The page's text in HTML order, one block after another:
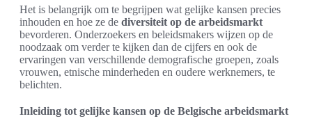
Het is belangrijk om te begrijpen wat gelijke kansen precies
inhouden en hoe ze de diversiteit op de arbeidsmarkt
bevorderen. Onderzoekers en beleidsmakers wijzen op de
noodzaak om verder te kijken dan de cijfers en ook de
ervaringen van verschillende demografische groepen, zoals
vrouwen, etnische minderheden en oudere werknemers, te
belichten.
Inleiding tot gelijke kansen op de Belgische arbeidsmarkt